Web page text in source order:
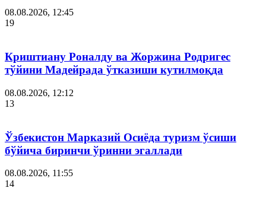
08.08.2026, 12:45
19
Криштиану Роналду ва Жоржина Родригес
тўйини Мадейрада ўтказиши кутилмоқда
08.08.2026, 12:12
13
Ўзбекистон Марказий Осиёда туризм ўсиши
бўйича биринчи ўринни эгаллади
08.08.2026, 11:55
14